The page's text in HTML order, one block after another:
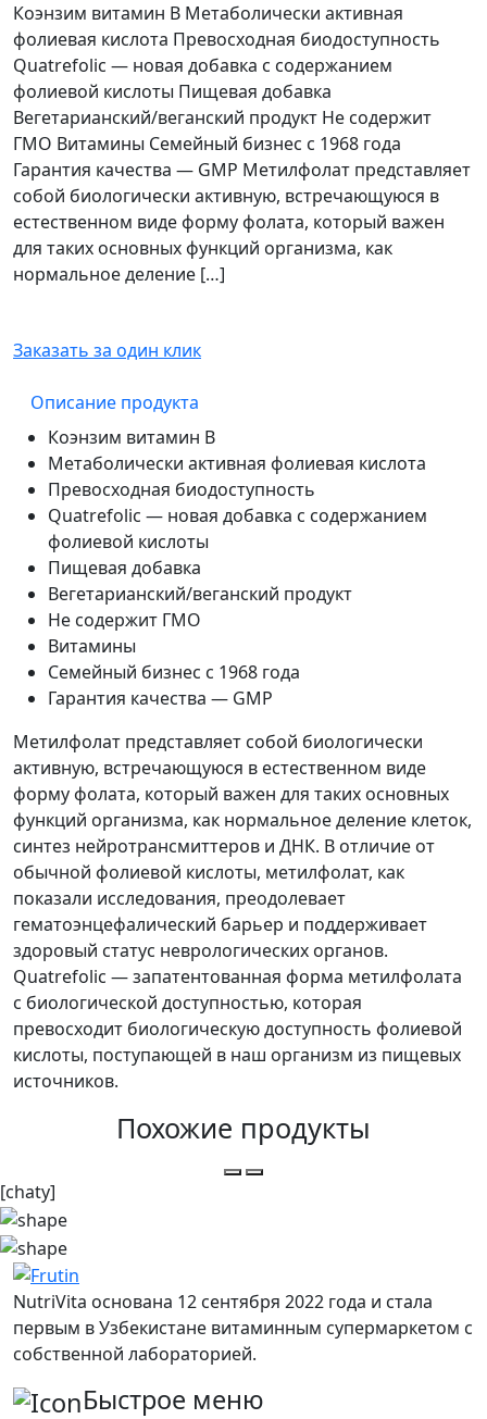
Коэнзим витамин B Метаболически активная
фолиевая кислота Превосходная биодоступность
Quatrefolic — новая добавка с содержанием
фолиевой кислоты Пищевая добавка
Вегетарианский/веганский продукт Не содержит
ГМО Витамины Семейный бизнес с 1968 года
Гарантия качества — GMP Метилфолат представляет
собой биологически активную, встречающуюся в
естественном виде форму фолата, который важен
для таких основных функций организма, как
нормальное деление […]
Заказать за один клик
Описание продукта
Коэнзим витамин B
Метаболически активная фолиевая кислота
Превосходная биодоступность
Quatrefolic — новая добавка с содержанием
фолиевой кислоты
Пищевая добавка
Вегетарианский/веганский продукт
Не содержит ГМО
Витамины
Семейный бизнес с 1968 года
Гарантия качества — GMP
Метилфолат представляет собой биологически
активную, встречающуюся в естественном виде
форму фолата, который важен для таких основных
функций организма, как нормальное деление клеток,
синтез нейротрансмиттеров и ДНК. В отличие от
обычной фолиевой кислоты, метилфолат, как
показали исследования, преодолевает
гематоэнцефалический барьер и поддерживает
здоровый статус неврологических органов.
Quatrefolic — запатентованная форма метилфолата
с биологической доступностью, которая
превосходит биологическую доступность фолиевой
кислоты, поступающей в наш организм из пищевых
источников.
Похожие продукты
[chaty]
NutriVita основана 12 сентября 2022 года и стала
первым в Узбекистане витаминным супермаркетом с
собственной лабораторией.
Быстрое меню